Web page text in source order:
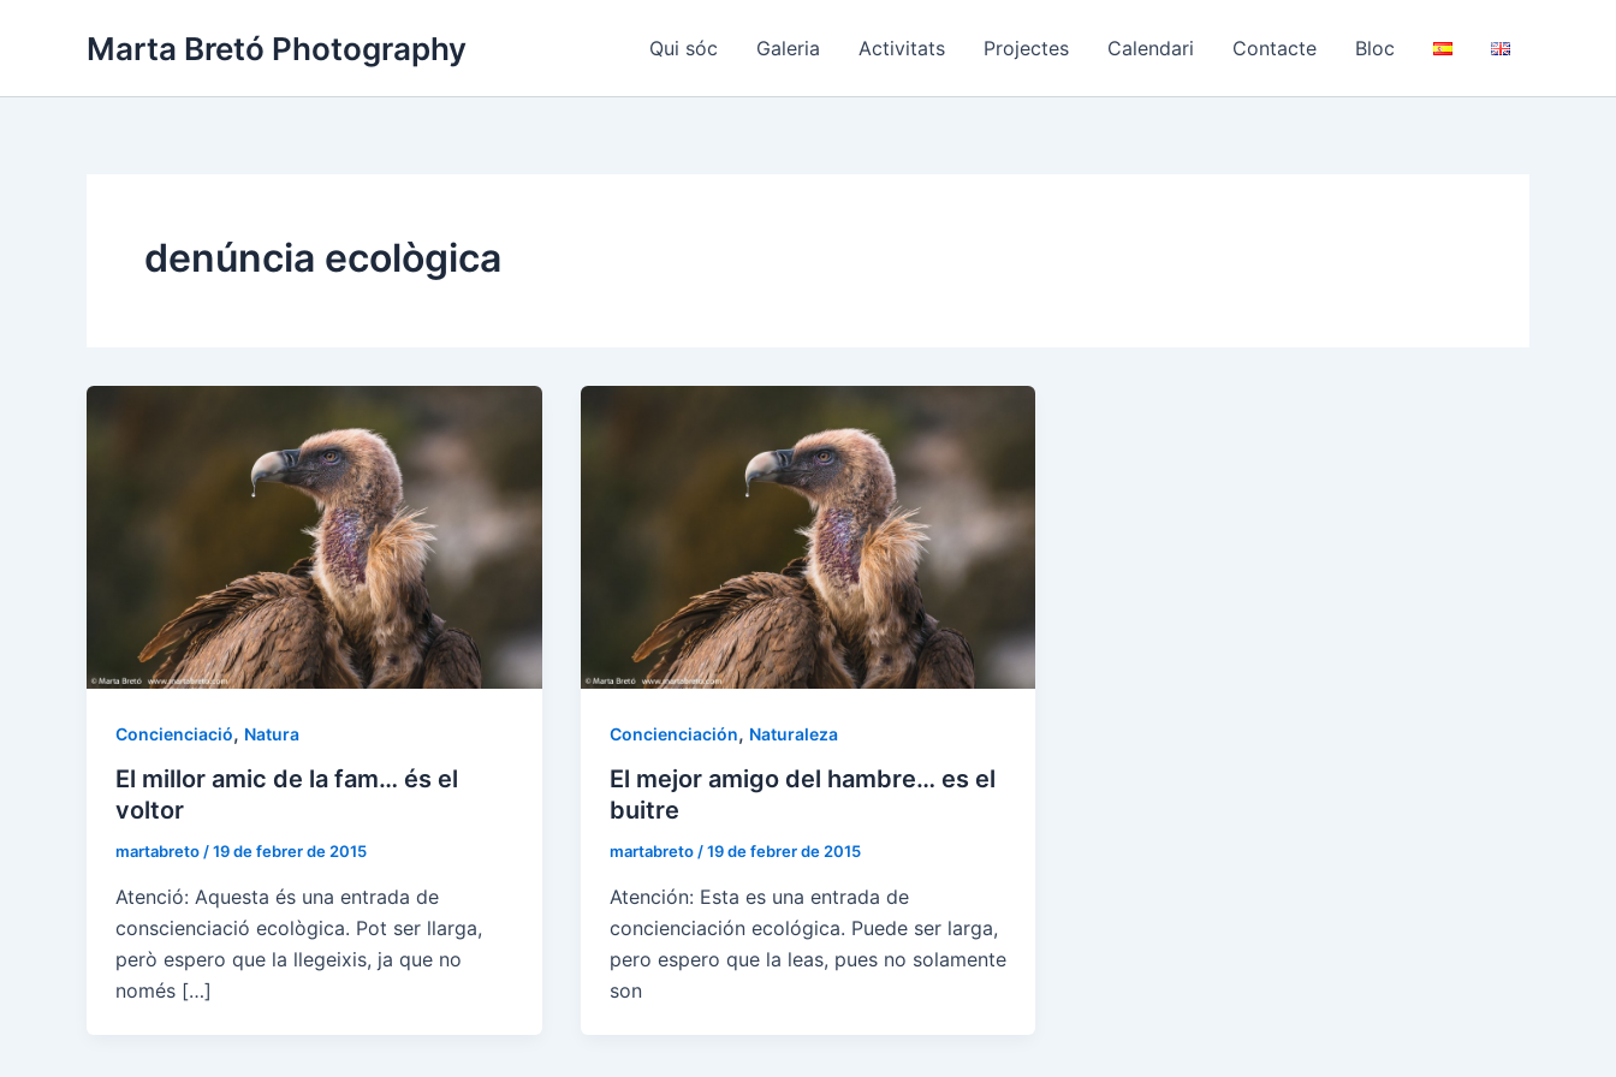
Marta Bretó Photography Qui sóc Galeria Activitats Projectes Calendari Contacte Bloc
denúncia ecològica
Concienciació, Natura
El millor amic de la fam… és el
voltor
martabreto/19 de febrer de 2015
Atenció: Aquesta és una entrada de
conscienciació ecològica. Pot ser llarga,
però espero que la llegeixis, ja que no
només […]
Concienciación, Naturaleza
El mejor amigo del hambre… es el
buitre
martabreto/19 de febrer de 2015
Atención: Esta es una entrada de
concienciación ecológica. Puede ser larga,
pero espero que la leas, pues no solamente
son